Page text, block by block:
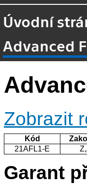
Úvodní
Advanced
Zobrazit
Kód
21AFL1-E
Garant